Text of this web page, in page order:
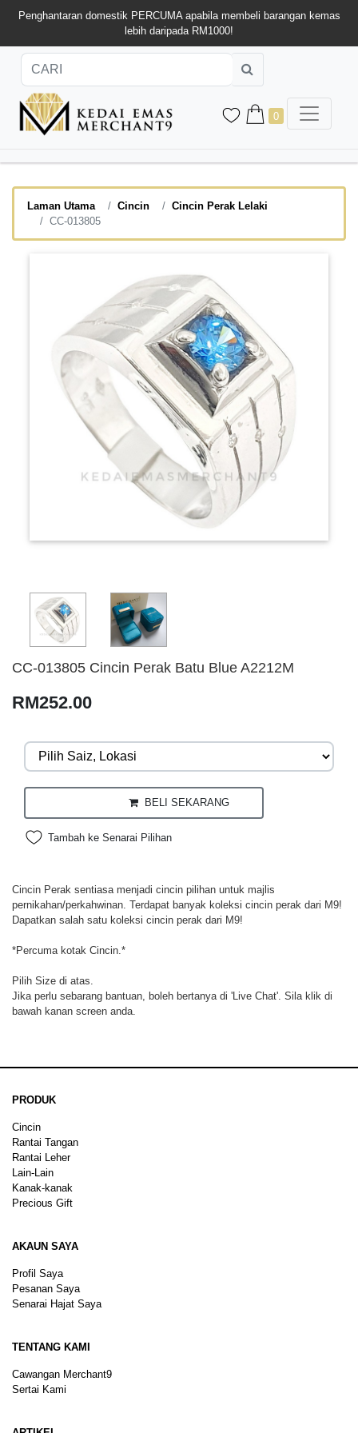
Penghantaran domestik PERCUMA apabila membeli barangan kemas
lebih daripada RM1000!
0
Laman Utama Cincin
Cincin Perak Lelaki
CC-013805
CC-013805 Cincin Perak Batu Blue A2212M
RM252.00
BELI SEKARANG
Tambah ke Senarai Pilihan
Cincin Perak sentiasa menjadi cincin pilihan untuk majlis
pernikahan/perkahwinan. Terdapat banyak koleksi cincin perak dari M9!
Dapatkan salah satu koleksi cincin perak dari M9!
*Percuma kotak Cincin.*
Pilih Size di atas.
Jika perlu sebarang bantuan, boleh bertanya di 'Live Chat'. Sila klik di
bawah kanan screen anda.
PRODUK
Cincin
Rantai Tangan
Rantai Leher
Lain-Lain
Kanak-kanak
Precious Gift
AKAUN SAYA
Profil Saya
Pesanan Saya
Senarai Hajat Saya
TENTANG KAMI
Cawangan Merchant9
Sertai Kami